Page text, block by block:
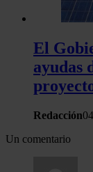
haya
hecho de sus
El
ayudas
Redacción
Un comentario